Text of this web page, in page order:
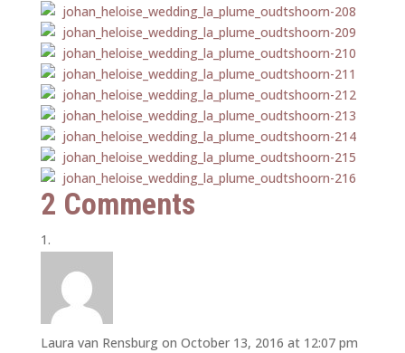
2 Comments
Laura van Rensburg on October 13, 2016 at 12:07 pm